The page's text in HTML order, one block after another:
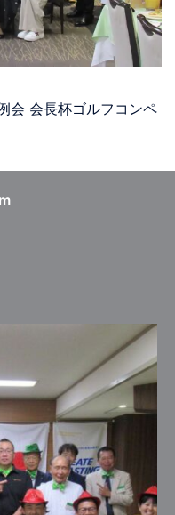
会 会長杯ゴルフコンペ